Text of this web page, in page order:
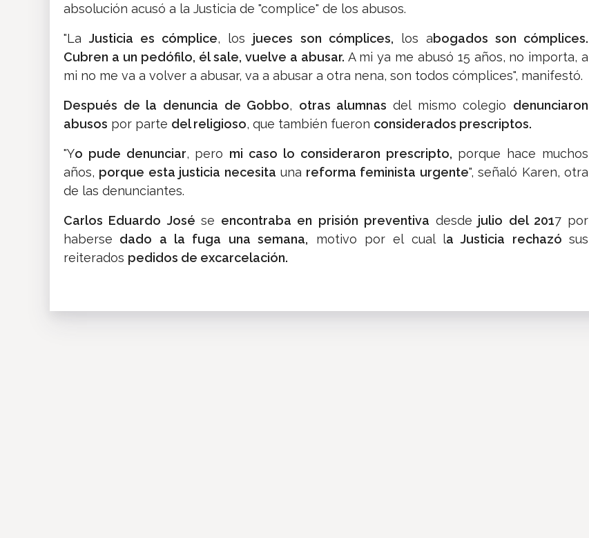
absolución acusó a la Justicia de "complice" de los abusos.
"LaJusticia es cómplice, los jueces son cómplices, los abogados son cómplices.
Cubren a un pedófilo, él sale, vuelve a abusar. A mi ya me abusó 15 años, no importa, a
mi no me va a volver a abusar, va a abusar a otra nena, son todos cómplices", manifestó.
Después de la denuncia de Gobbo, otras alumnasdel mismo colegio denunciaron
abusos por parte del religioso, que también fueron considerados prescriptos.
"Yo pude denunciar, pero mi caso lo consideraron prescripto, porque hace muchos
años, porque esta justicia necesita una reforma feminista urgente", señaló Karen, otra
de las denunciantes.
Carlos Eduardo José se encontraba en prisión preventiva desde julio del 2017 por
haberse dado a la fuga una semana, motivo por el cual la Justicia rechazósus
reiterados pedidos de excarcelación.